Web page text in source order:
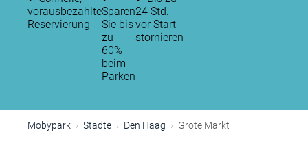
vorausbezahlte
Reservierung
Sparen
Sie bis
zu
60%
beim
Parken
24 Std.
vor Start
stornieren
Mobypark Städte Den Haag Grote Markt